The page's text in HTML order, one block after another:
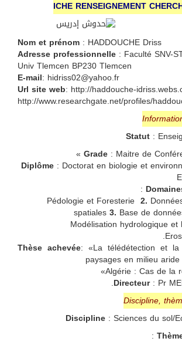
ICHE
Nom et prénom:
Adresse professionnelle:
Univ Tlemcen BP230 Tlemcen
E-mail: hidriss02@yahoo.fr
Url site web: http://
http://www.researchgate.net/
Grade:
Diplôme: Doctorat en
spatiales3.
Thèse achevée: «La
paysages
Discipline: